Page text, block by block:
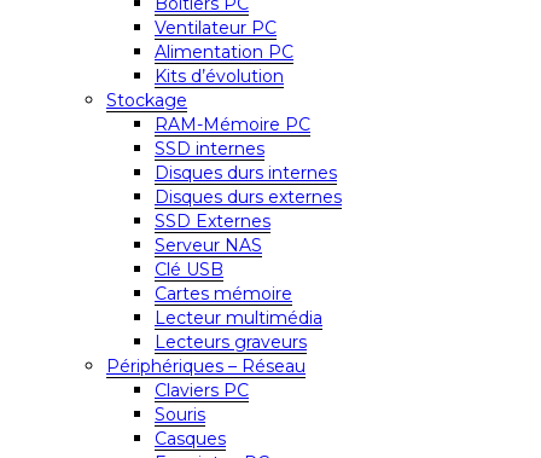
Ventilateur PC
Alimentation PC
Kits d’évolution
Stockage
RAM-Mémoire PC
SSD internes
Disques durs internes
Disques durs externes
SSD Externes
Serveur NAS
Clé USB
Cartes mémoire
Lecteur multimédia
Lecteurs graveurs
Périphériques – Réseau
Claviers PC
Souris
Casques